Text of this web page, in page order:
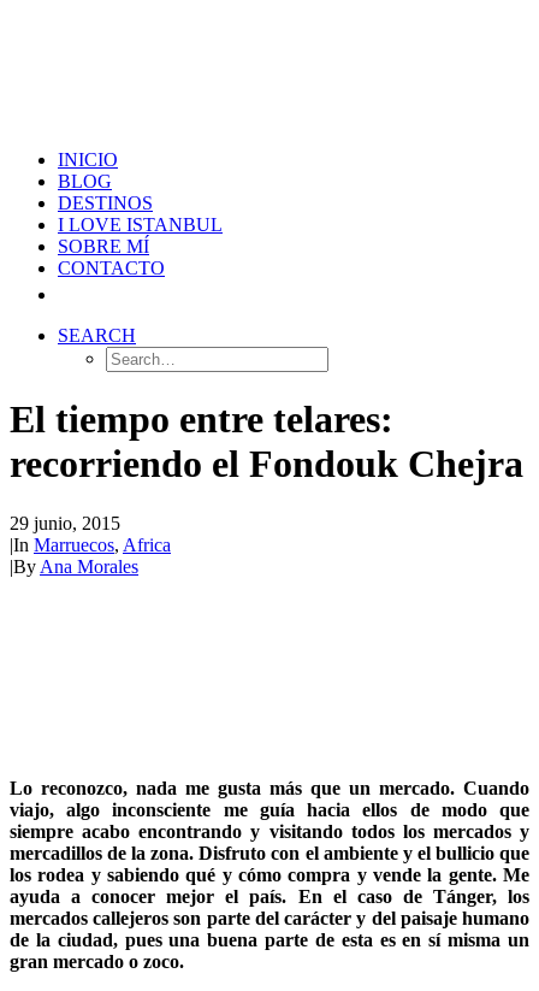
INICIO
BLOG
DESTINOS
I LOVE ISTANBUL
SOBRE MÍ
CONTACTO
SEARCH
El tiempo entre telares:
recorriendo el Fondouk Chejra
29 junio, 2015
|In Marruecos, Africa
|By Ana Morales
Lo reconozco, nada me gusta más que un mercado. Cuando
viajo, algo inconsciente me guía hacia ellos de modo que
siempre acabo encontrando y visitando todos los mercados y
mercadillos de la zona. Disfruto con el ambiente y el bullicio que
los rodea y sabiendo qué y cómo compra y vende la gente. Me
ayuda a conocer mejor el país. En el caso de Tánger, los
mercados callejeros son parte del carácter y del paisaje humano
de la ciudad, pues una buena parte de esta es en sí misma un
gran mercado o zoco.